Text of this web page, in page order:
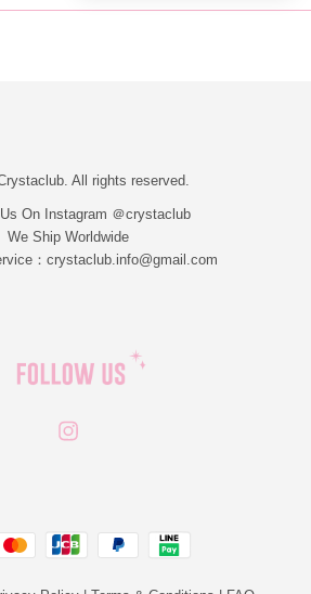
All rights reserved.
On Instagram ＠crystaclub
We Ship Worldwide
：crystaclub.info@gmail.com
Master JCB Paypal